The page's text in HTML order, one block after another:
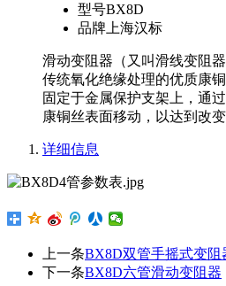
型号BX8D
品牌 上海汉标
滑动变阻器（又叫滑线变阻
传统氧化绝缘处理的优质康
固定于金属保护支架上，通
康铜丝表面移动，以达到改
详细信息
上一条BX8D双管手摇式变阻
下一条BX8D六管滑动变阻器